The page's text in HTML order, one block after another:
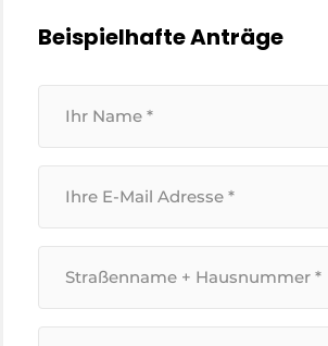
Beispielhafte Anträge
Name *
Mail
Hausnummer*